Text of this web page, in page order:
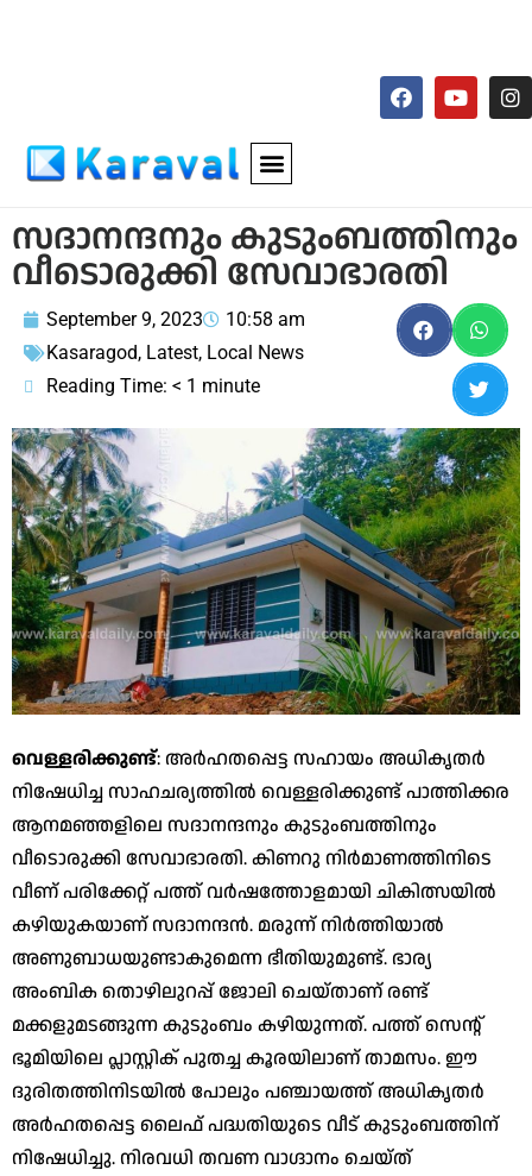
സദാനന്ദനും കുടുംബത്തിനും
വീടൊരുക്കി സേവാഭാരതി
September 9, 2023
10:58 am
Kasaragod, Latest, Local News
Reading Time: < 1 minute
വെള്ളരിക്കുണ്ട്: അര്‍ഹതപ്പെട്ട സഹായം അധികൃതര്‍
നിഷേധിച്ച സാഹചര്യത്തില്‍ വെള്ളരിക്കുണ്ട് പാത്തിക്കര
ആനമഞ്ഞളിലെ സദാനന്ദനും കുടുംബത്തിനും
വീടൊരുക്കി സേവാഭാരതി. കിണറു നിര്‍മാണത്തിനിടെ
വീണ് പരിക്കേറ്റ് പത്ത് വര്‍ഷത്തോളമായി ചികിത്സയില്‍
കഴിയുകയാണ് സദാനന്ദന്‍. മരുന്ന് നിര്‍ത്തിയാല്‍
അണുബാധയുണ്ടാകുമെന്ന ഭീതിയുമുണ്ട്. ഭാര്യ
അംബിക തൊഴിലുറപ്പ് ജോലി ചെയ്താണ് രണ്ട്
മക്കളുമടങ്ങുന്ന കുടുംബം കഴിയുന്നത്. പത്ത് സെന്റ്
ഭൂമിയിലെ പ്ലാസ്റ്റിക് പുതച്ച കൂരയിലാണ് താമസം. ഈ
ദുരിതത്തിനിടയില്‍ പോലും പഞ്ചായത്ത് അധികൃതര്‍
അര്‍ഹതപ്പെട്ട ലൈഫ് പദ്ധതിയുടെ വീട് കുടുംബത്തിന്
നിഷേധിച്ചു. നിരവധി തവണ വാഗ്ദാനം ചെയ്ത്